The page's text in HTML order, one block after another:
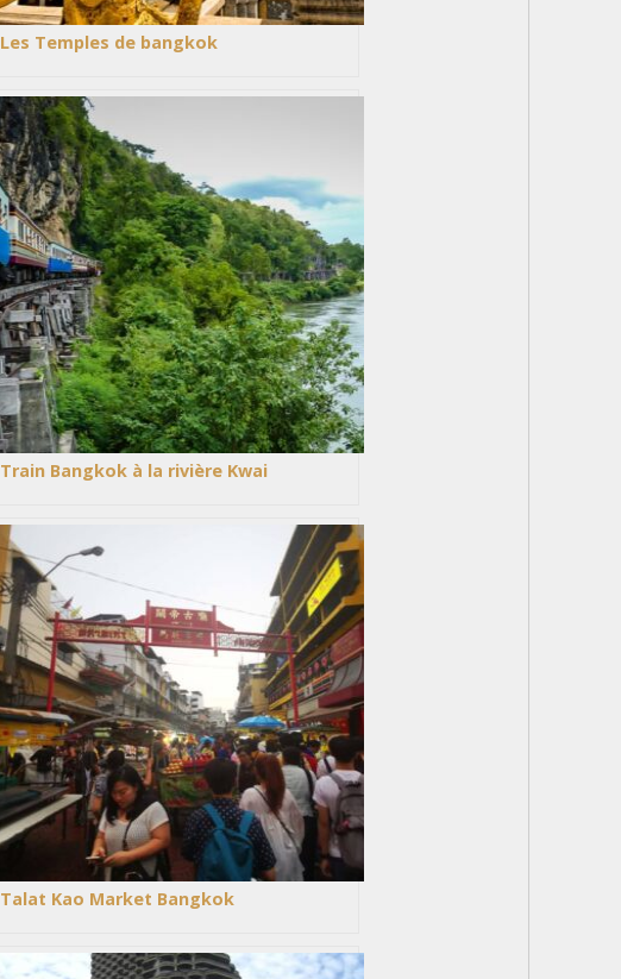
Les Temples de bangkok
Train Bangkok à la rivière Kwai
Talat Kao Market Bangkok